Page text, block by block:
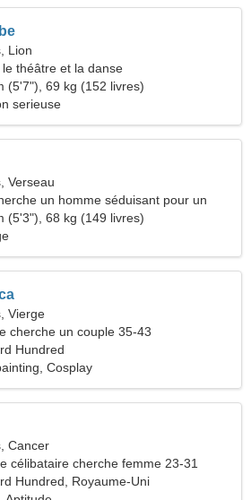
Lion
théâtre et la danse
(5'7"), 69 kg (152 livres)
serieuse
Verseau
un homme séduisant pour un
commun
(5'3"), 68 kg (149 livres)
Vierge
cherche un couple 35-43
Hundred
Cosplay
Cancer
célibataire cherche femme 23-31
Hundred, Royaume-Uni